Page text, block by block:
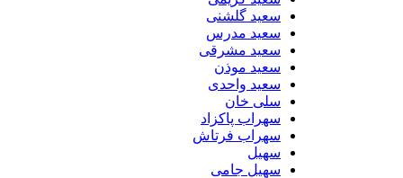
سعید گلشنی
سعید مدرس
سعید مشرقی
سعید موذن
سعید واحدی
سلی خان
سهراب پاکزاد
سهراب فرتاش
سهیل
سهیل جامی